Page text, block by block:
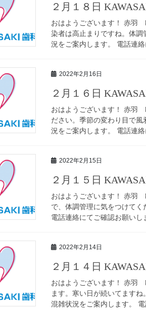
２月１８日
おはようございます！ 赤羽
染者は高止まりですね。体調
況をご案内します。 電話連
2022年2月16日
２月１６日
おはようございます！ 赤羽
ださい。季節の変わり目で風
況をご案内します。 電話連
2022年2月15日
２月１５日
おはようございます！ 赤羽
で、体調管理に気をつけてく
電話連絡にてご確認お願い
2022年2月14日
２月１４日
おはようございます！ 赤羽
ます。寒い日が続いてます
混雑状況をご案内します。